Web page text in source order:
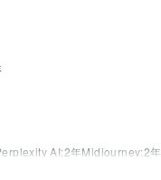
AI:2年Midjourney:2年